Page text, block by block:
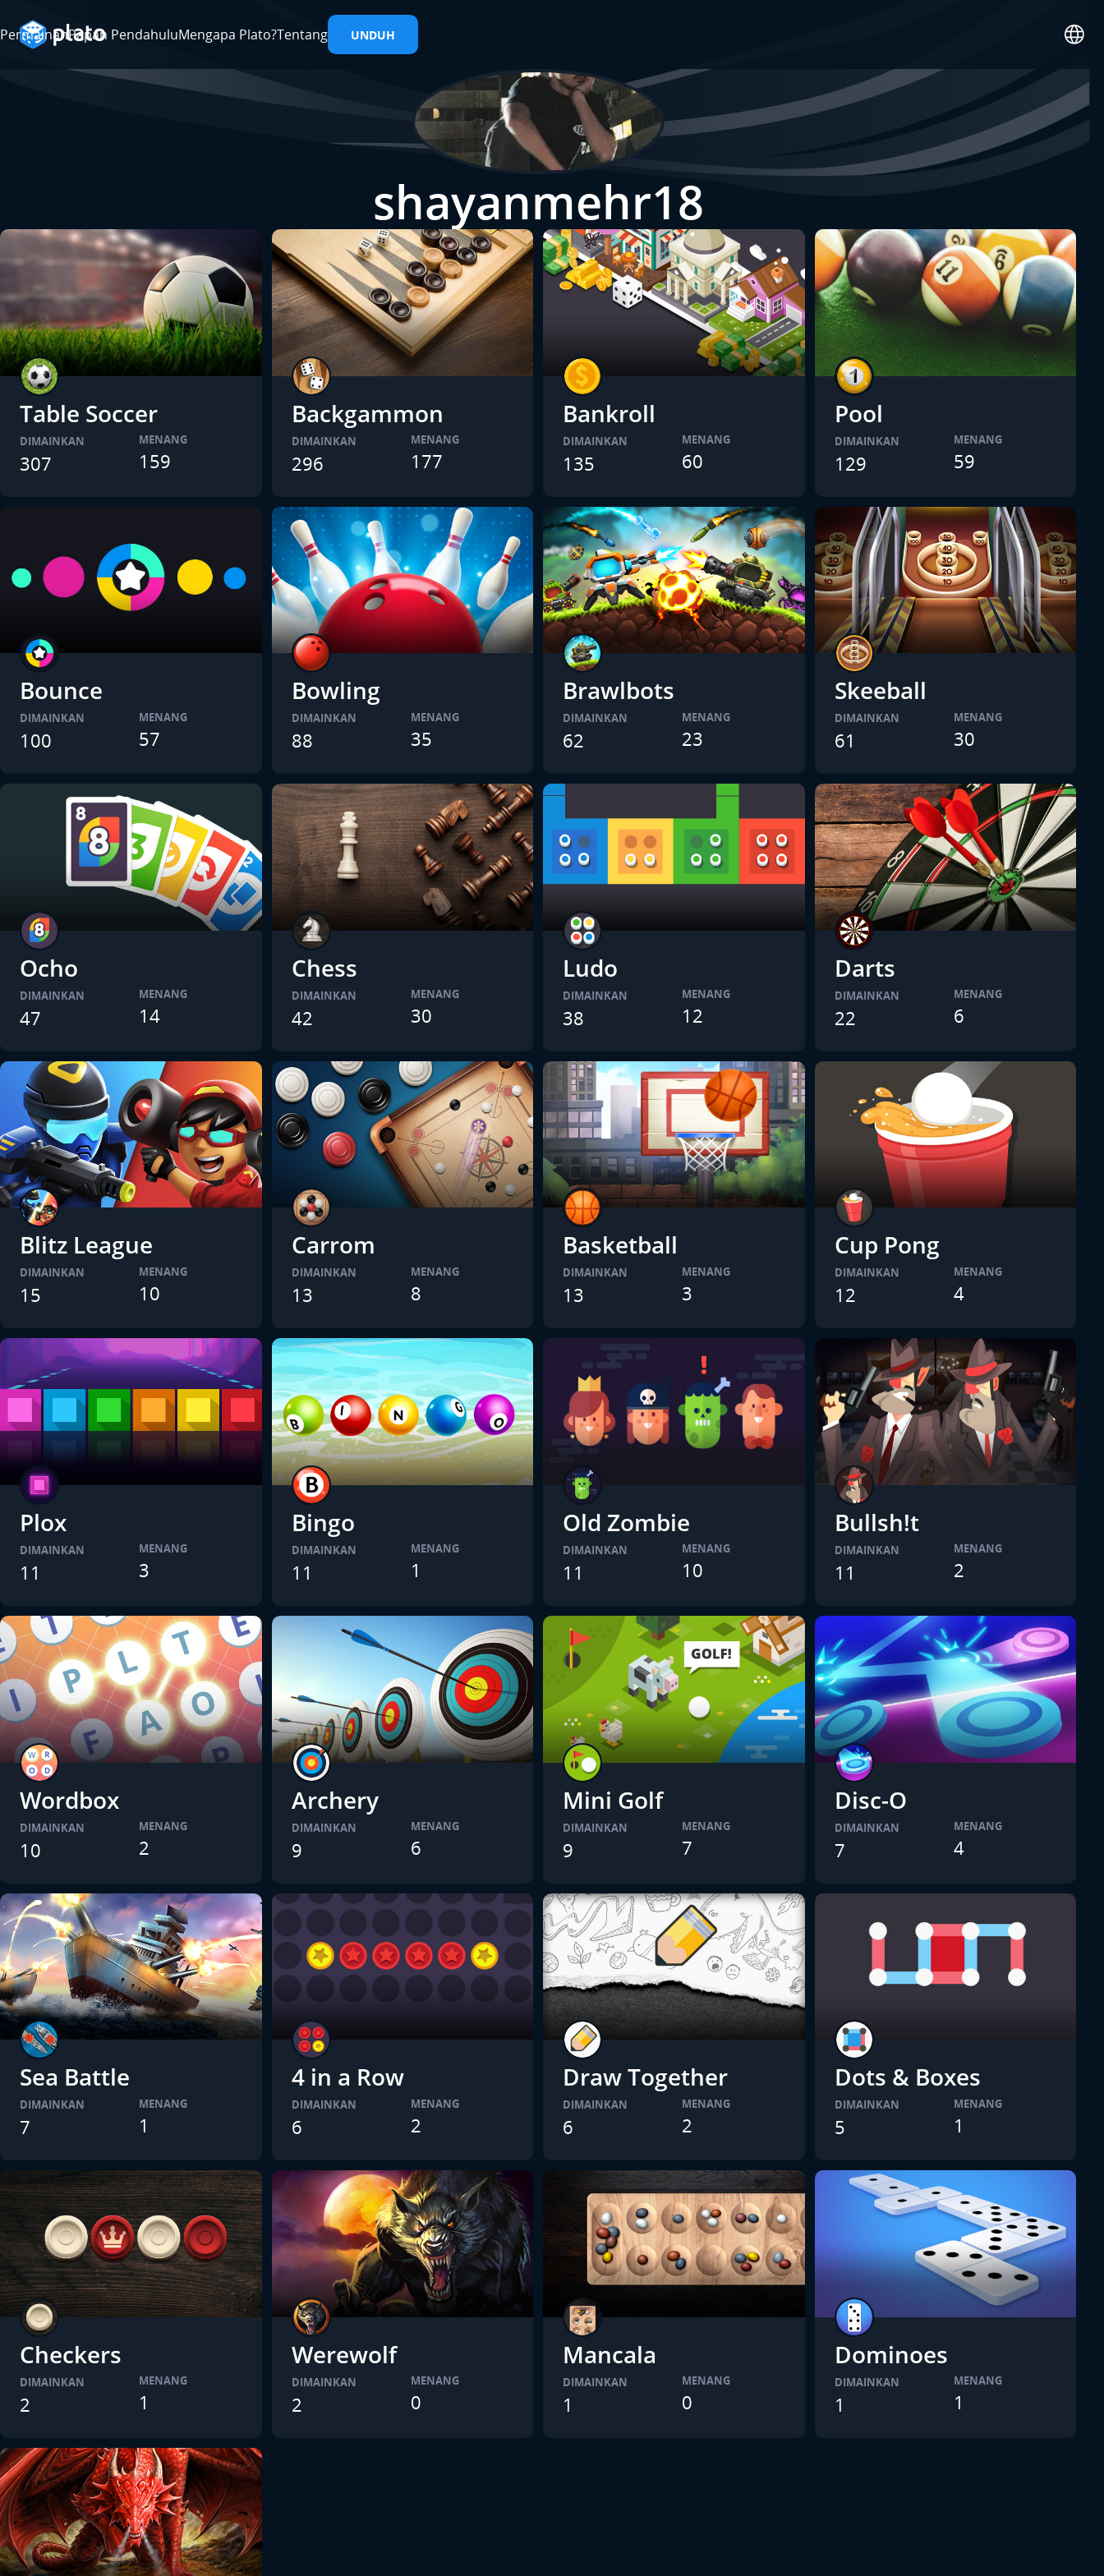
PermainanPapan PendahuluMengapa Plato?Tentang UNDUH
shayanmehr18
Table Soccer
DIMAINKAN
307
MENANG
159
Backgammon
DIMAINKAN
296
MENANG
177
Bankroll
DIMAINKAN
135
MENANG
60
Pool
DIMAINKAN
129
MENANG
59
Bounce
DIMAINKAN
100
MENANG
57
Bowling
DIMAINKAN
88
MENANG
35
Brawlbots
DIMAINKAN
62
MENANG
23
Skeeball
DIMAINKAN
61
MENANG
30
Ocho
DIMAINKAN
47
MENANG
14
Chess
DIMAINKAN
42
MENANG
30
Ludo
DIMAINKAN
38
MENANG
12
Darts
DIMAINKAN
22
MENANG
6
Blitz League
DIMAINKAN
15
MENANG
10
Carrom
DIMAINKAN
13
MENANG
8
Basketball
DIMAINKAN
13
MENANG
3
Cup Pong
DIMAINKAN
12
MENANG
4
Plox
DIMAINKAN
11
MENANG
3
Bingo
DIMAINKAN
11
MENANG
1
Old Zombie
DIMAINKAN
11
MENANG
10
Bullsh!t
DIMAINKAN
11
MENANG
2
Wordbox
DIMAINKAN
10
MENANG
2
Archery
DIMAINKAN
9
MENANG
6
Mini Golf
DIMAINKAN
9
MENANG
7
Disc-O
DIMAINKAN
7
MENANG
4
Sea Battle
DIMAINKAN
7
MENANG
1
4 in a Row
DIMAINKAN
6
MENANG
2
Draw Together
DIMAINKAN
6
MENANG
2
Dots & Boxes
DIMAINKAN
5
MENANG
1
Checkers
DIMAINKAN
2
MENANG
1
Werewolf
DIMAINKAN
2
MENANG
0
Mancala
DIMAINKAN
1
MENANG
0
Dominoes
DIMAINKAN
1
MENANG
1